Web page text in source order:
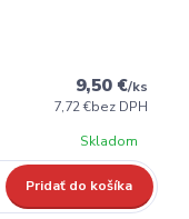
9,50 €/ks
7,72 €bez DPH
Skladom
Pridať do košíka